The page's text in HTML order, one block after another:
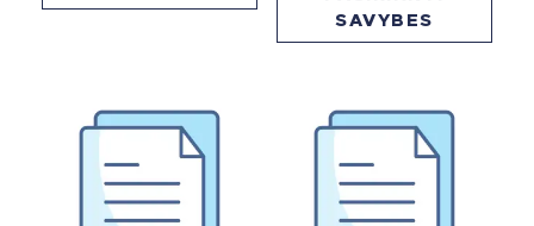
SAVYBES